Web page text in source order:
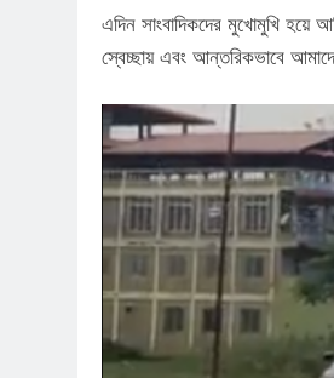
এদিন সাংবাদিকদের মুখোমুখি
স্বেচ্ছায় এবং আন্তরিকভাবে